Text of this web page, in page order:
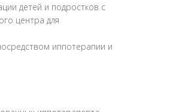
детей и подростков с
центра для
иппотерапии и